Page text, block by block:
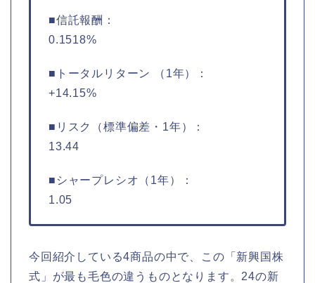
■信託報酬：
0.1518%
■トータルリターン （1年）：
+14.15%
■リスク（標準偏差・1年）：
13.44
■シャープレシオ（1年）：
1.05
今回紹介している4商品の中で、この「新興国株
式」が最も毛色の違うものとなります。24の新